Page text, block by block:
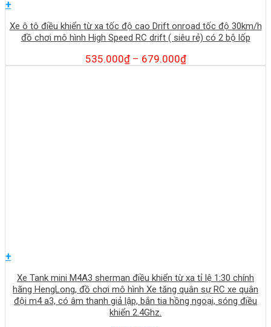
+
Xe ô tô điều khiển từ xa tốc độ cao Drift onroad tốc độ 30km/h
đồ chơi mô hình High Speed RC drift ( siêu rẻ) có 2 bộ lốp
535.000₫– 679.000₫
+
Xe Tank mini M4A3 sherman điều khiển từ xa tỉ lệ 1:30 chính
hãng HengLong, đồ chơi mô hình Xe tăng quân sự RC xe quân
đội m4 a3, có âm thanh giả lập, bắn tia hồng ngoại, sóng điều
khiển 2.4Ghz.